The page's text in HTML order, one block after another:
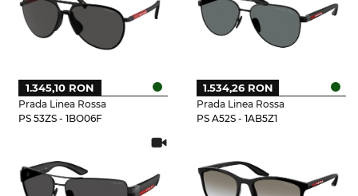
Prada Linea Rossa
PS 53ZS - 1BO06F
1.345,10 RON
Prada Linea Rossa
PS A52S - 1AB5Z1
1.534,26 RON